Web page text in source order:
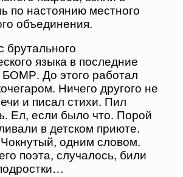
по настоянию местного
объединения.
брутального
языка в последние
До этого работал
Ничего другого не
и писал стихи. Пил
Ел, если было что. Порой
в детском приюте.
одним словом.
поэта, случалось, били